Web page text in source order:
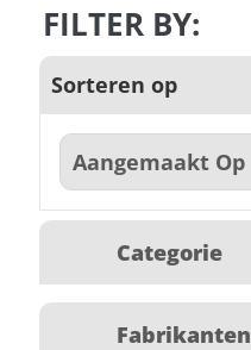
FILTER BY:
Sorteren op
Categorie
Fabrikanten